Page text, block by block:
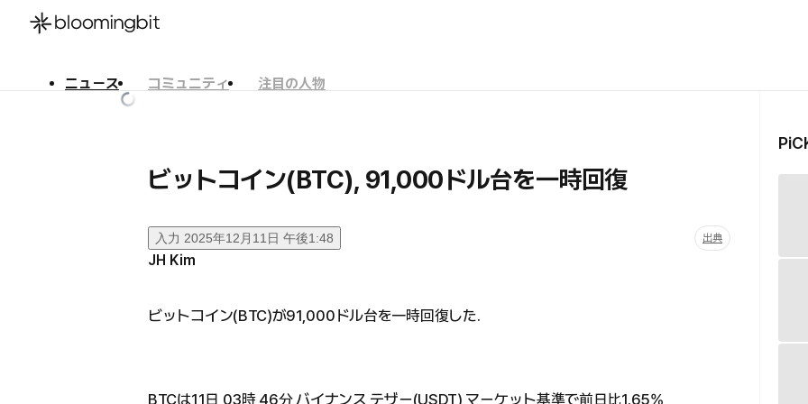
ニュース コミュニティ
注目の人物
ビットコイン(BTC), 91,000ドル台を一時回復
入力 2025年12月11日 午後1:48 出典
JH Kim
ビットコイン(BTC)が91,000ドル台を一時回復した.
BTCは11日 03時 46分 バイナンス テザー(USDT) マーケット基準で前日比1.65%